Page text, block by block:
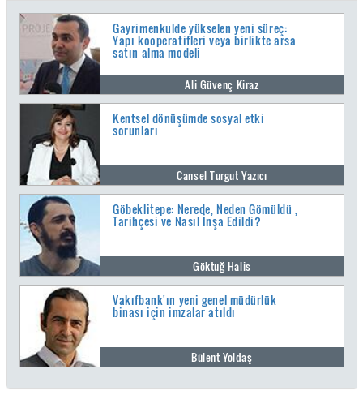
Gayrimenkulde yükselen yeni süreç:
Yapı kooperatifleri veya birlikte arsa
satın alma modeli
Ali Güvenç Kiraz
Kentsel dönüşümde sosyal etki
sorunları
Cansel Turgut Yazıcı
Göbeklitepe: Nerede, Neden Gömüldü ,
Tarihçesi ve Nasıl İnşa Edildi?
Göktuğ Halis
Vakıfbank'ın yeni genel müdürlük
binası için imzalar atıldı
Bülent Yoldaş